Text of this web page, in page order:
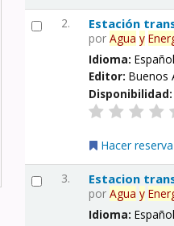
2. Estación
porAgua y
Idioma:Español
Editor:Buenos
Disponibilidad:
Hacer reserva
3. Estacion
porAgua y
Idioma:Español